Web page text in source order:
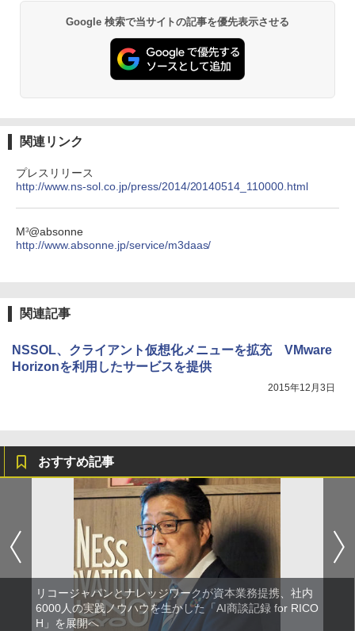
Google 検索で当サイトの記事を優先表示させる
関連リンク
プレスリリース
http://www.ns-sol.co.jp/press/2014/20140514_110000.html
M3@absonne
http://www.absonne.jp/service/m3daas/
関連記事
NSSOL、クライアント仮想化メニューを拡充 VMware
Horizonを利用したサービスを提供
2015年12月3日
おすすめ記事
リコージャパンとナレッジワークが資本業務提携、社内
6000人の実践ノウハウを生かした「AI商談記録 for RICO
H」を展開へ